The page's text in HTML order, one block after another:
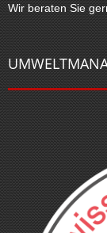
Wir beraten Sie